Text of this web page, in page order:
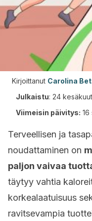
Kirjoittanut Carolina
Julkaistu: 24
Viimeisin päivitys: 16
Terveellisen ja
noudattaminen on
paljon vaivaa
täytyy vahtia
korkealaatuisuus
ravitsevampia